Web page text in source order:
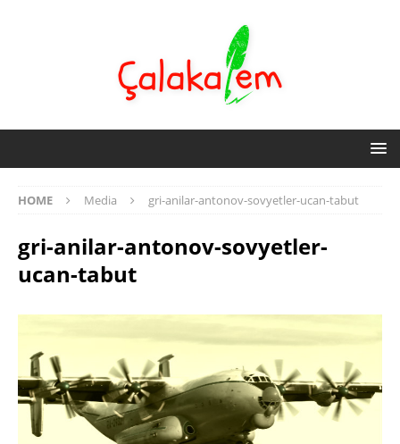
HOME Media gri-anilar-antonov-sovyetler-ucan-tabut
gri-anilar-antonov-sovyetler-
ucan-tabut